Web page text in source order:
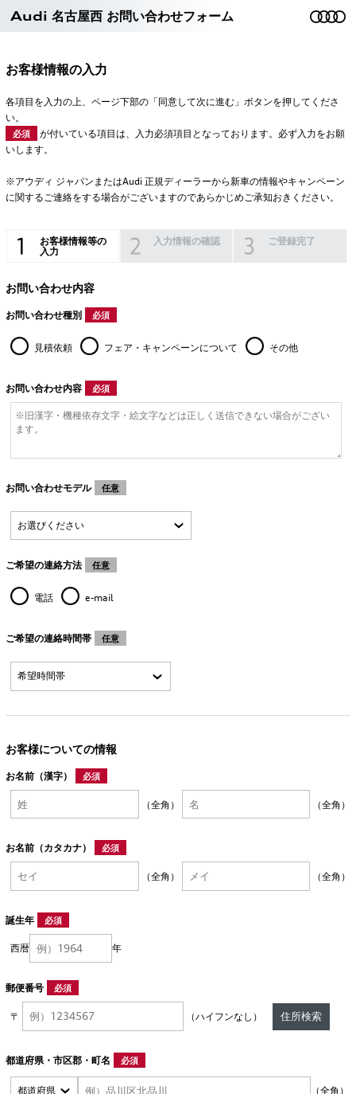
Audi 名古屋西 お問い合わせフォーム
お客様情報の入力
各項目を入力の上、ページ下部の「同意して次に進む」ボタンを押してくださ
い。
必須
が付いている項目は、入力必須項目となっております。必ず入力をお願
いします。
※アウディ ジャパンまたはAudi 正規ディーラーから新車の情報やキャンペーン
に関するご連絡をする場合がございますのであらかじめご承知おきください。
お客様情報等の
入力
入力情報の確認 ご登録完了
お問い合わせ内容
お問い合わせ種別 必須
見積依頼 フェア・キャンペーンについて その他
お問い合わせ内容 必須
お問い合わせモデル 任意
ご希望の連絡方法 任意
電話 e-mail
ご希望の連絡時間帯 任意
お客様についての情報
お名前（漢字） 必須
（全角） （全角）
お名前（カタカナ） 必須
（全角） （全角）
誕生年 必須
西暦 年
郵便番号 必須
〒 （ハイフンなし） 住所検索
都道府県・市区郡・町名 必須
（全角）